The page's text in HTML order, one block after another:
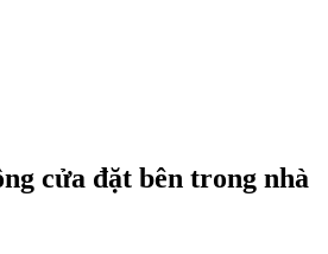
cửa đặt bên trong nhà